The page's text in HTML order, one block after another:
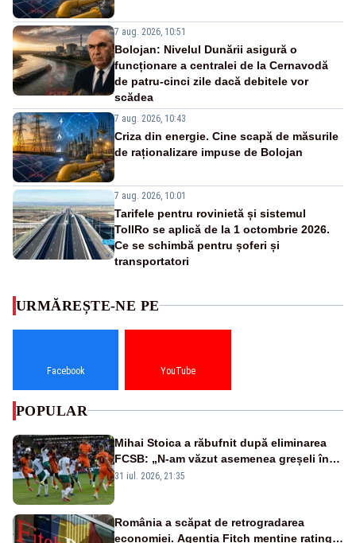
7 aug. 2026, 10:51
Bolojan: Nivelul Dunării asigură o
funcționare a centralei de la Cernavodă
de patru-cinci zile dacă debitele vor
scădea
7 aug. 2026, 10:43
Criza din energie. Cine scapă de măsurile
de raționalizare impuse de Bolojan
7 aug. 2026, 10:01
Tarifele pentru rovinietă și sistemul
TollRo se aplică de la 1 octombrie 2026.
Ce se schimbă pentru șoferi și
transportatori
URMĂREȘTE-NE PE
Facebook YouTube
POPULAR
Mihai Stoica a răbufnit după eliminarea
FCSB: „N-am văzut asemenea greșeli în
190 de meciuri europene”
31 iul. 2026, 21:35
România a scăpat de retrogradarea
economiei. Agenția Fitch menține ratingul